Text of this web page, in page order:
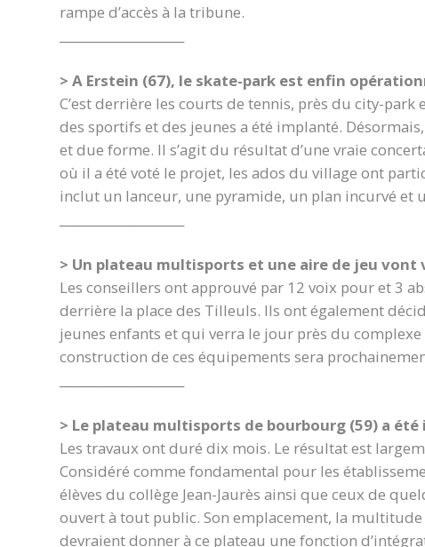
rampe d’accès à la tribune.
> A Erstein (67), le skate-park est enfin
C’est derrière les courts de tennis, près du city-
des sportifs et des jeunes a été implanté.
et due forme. Il s’agit du résultat d’une vraie
où il a été voté le projet, les ados du village ont
inclut un lanceur, une pyramide, un plan incurvé et
> Un plateau multisports et une aire de jeu vont
Les conseillers ont approuvé par 12 voix pour et 3
derrière la place des Tilleuls. Ils ont également
jeunes enfants et qui verra le jour près du
construction de ces équipements sera
> Le plateau multisports de bourbourg (59) a été
Les travaux ont duré dix mois. Le résultat est
Considéré comme fondamental pour les
élèves du collège Jean-Jaurès ainsi que ceux de
ouvert à tout public. Son emplacement, la
devraient donner à ce plateau une fonction